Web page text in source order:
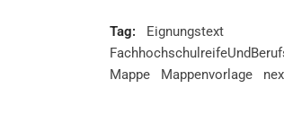
Tag:
Eignungstext
Mappe
Mappenvorlage